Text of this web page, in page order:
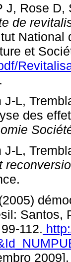
J, Rose
de
National
et
J-L,
des
J-L,
Santos,
112.